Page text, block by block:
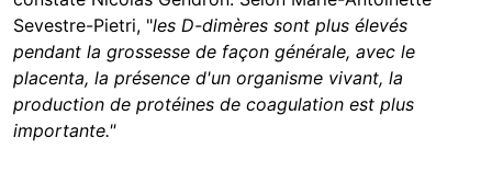
Sevestre-Pietri, "les D-dimères sont plus élevés
pendant la grossesse de façon générale, avec le
placenta, la présence d'un organisme vivant, la
production de protéines de coagulation est plus
importante."